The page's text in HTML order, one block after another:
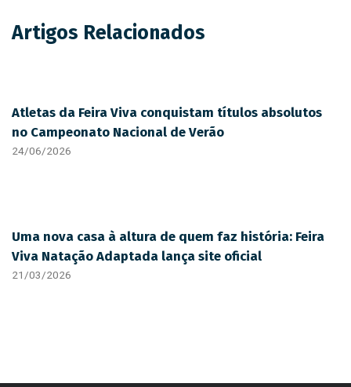
Artigos Relacionados
Atletas da Feira Viva conquistam títulos absolutos
no Campeonato Nacional de Verão
24/06/2026
Uma nova casa à altura de quem faz história: Feira
Viva Natação Adaptada lança site oficial
21/03/2026